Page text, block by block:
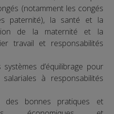
(notamment les congés
paternité), la santé et la
de la maternité et la
travail et responsabilités
d’équilibrage pour
à responsabilités
des bonnes pratiques et